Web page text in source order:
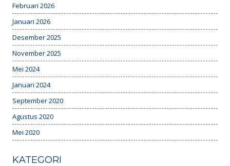
Februari 2026
Januari 2026
Desember 2025
November 2025
Mei 2024
Januari 2024
September 2020
Agustus 2020
Mei 2020
KATEGORI